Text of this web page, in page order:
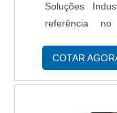
Soluções
referência
INSTALAÇÃO
COTAR